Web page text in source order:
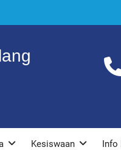
Kesiswaan Info